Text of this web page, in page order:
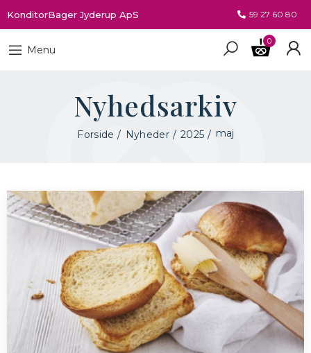
KonditorBager Jyderup ApS 59 27 60 80
Menu
0
Nyhedsarkiv
Forside Nyheder 2025 maj